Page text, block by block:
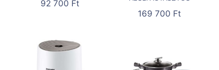
92 700 Ft
169 700 Ft